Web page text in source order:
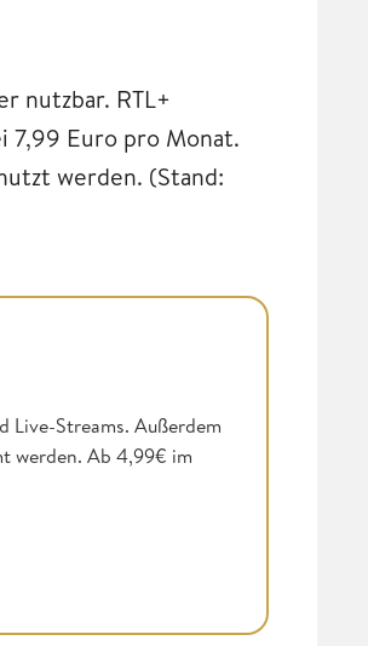
nutzbar. RTL+
7,99 Euro pro Monat.
werden. (Stand:
Live-Streams. Außerdem
werden. Ab 4,99€ im